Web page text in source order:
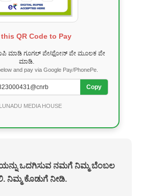
QR Code to Pay
ಮಾಡಿ ಗೂಗಲ್ ಪೇ/ಫೋನ್ ಪೇ ಮೂಲಕ ಪೇ
ಮಾಡಿ.
and pay via Google Pay/PhonePe.
Copy
MEDIA HOUSE
ಒದಗಿಸುವ ನಮಗೆ ನಿಮ್ಮ ಬೆಂಬಲ
ನಿಮ್ಮ ಕೊಡುಗೆ ನೀಡಿ.